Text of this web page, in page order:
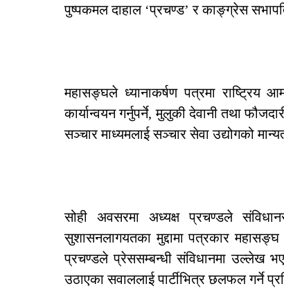
पुष्पकमल दाहाल ‘प्रचण्ड’ र काङ्ग्रेस
महासङ्घले ध्यानाकर्षण पत्रमा राष्ट्रिय
कार्यान्वयन गर्नुपर्ने, मुलुकी देवानी तथा
सञ्चार माध्यमलाई सञ्चार सेवा उद्योगको
सोही अवसरमा अध्यक्ष प्रचण्डले
सुशासनलागयतका मुद्दामा पत्रकार
प्रचण्डले प्रेससम्बन्धी संविधानमा उल्लेख
उठाएका सवाललाई पार्टीभित्र छलफल गर्ने